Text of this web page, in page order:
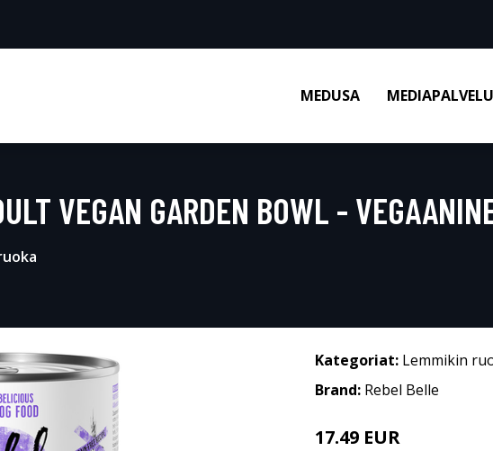
MEDUSA
VEGAN GARDEN BOWL -
Kategoriat: Lemmikin
Brand: Rebel Belle
17.49 EUR